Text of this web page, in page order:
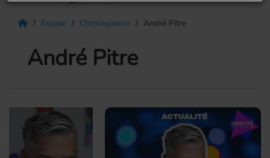
Équipe Chroniqueurs André Pitre
André Pitre